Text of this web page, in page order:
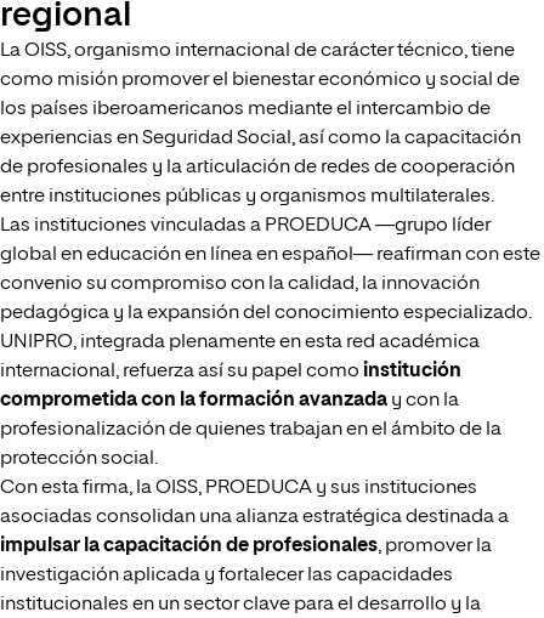
regional
La OISS, organismo internacional de carácter técnico, tiene
como misión promover el bienestar económico y social de
los países iberoamericanos mediante el intercambio de
experiencias en Seguridad Social, así como la capacitación
de profesionales y la articulación de redes de cooperación
entre instituciones públicas y organismos multilaterales.
Las instituciones vinculadas a PROEDUCA —grupo líder
global en educación en línea en español— reafirman con este
convenio su compromiso con la calidad, la innovación
pedagógica y la expansión del conocimiento especializado.
UNIPRO, integrada plenamente en esta red académica
internacional, refuerza así su papel como institución
comprometida con la formación avanzada y con la
profesionalización de quienes trabajan en el ámbito de la
protección social.
Con esta firma, la OISS, PROEDUCA y sus instituciones
asociadas consolidan una alianza estratégica destinada a
impulsar la capacitación de profesionales, promover la
investigación aplicada y fortalecer las capacidades
institucionales en un sector clave para el desarrollo y la